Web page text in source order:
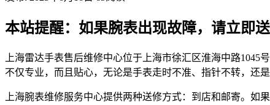
本站提醒：如果腕表出现故障，请立即
上海雷达手表售后维修中心位于上海市徐汇区淮海中路
不仅专业，而且贴心，无论是手表走时不准、指针不转，还
上海腕表维修服务中心提供两种送修方式：到店和邮寄。